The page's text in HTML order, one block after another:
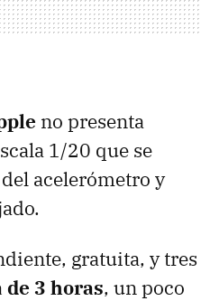
no presenta
1/20 que se
acelerómetro y
gratuita, y tres
3 horas, un poco